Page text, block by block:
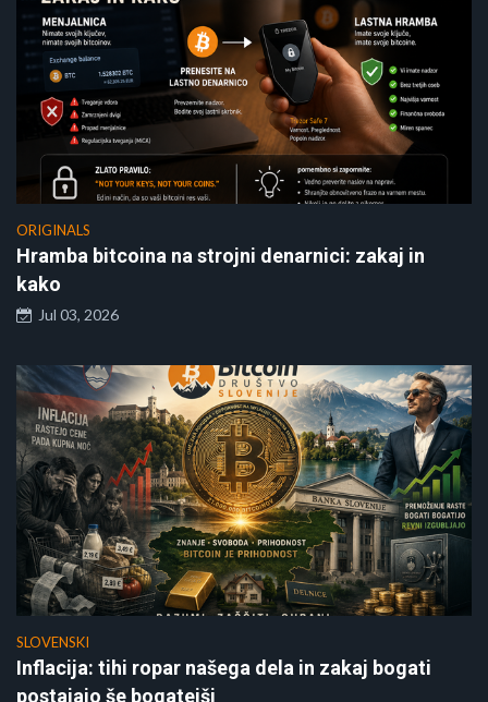
ORIGINALS
Hramba bitcoina na strojni denarnici: zakaj in
kako
Jul 03, 2026
SLOVENSKI
Inflacija: tihi ropar našega dela in zakaj bogati
postajajo še bogatejši